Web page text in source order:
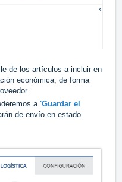
de los artículos a incluir en
económica, de forma
a 'Guardar el
de envío en estado